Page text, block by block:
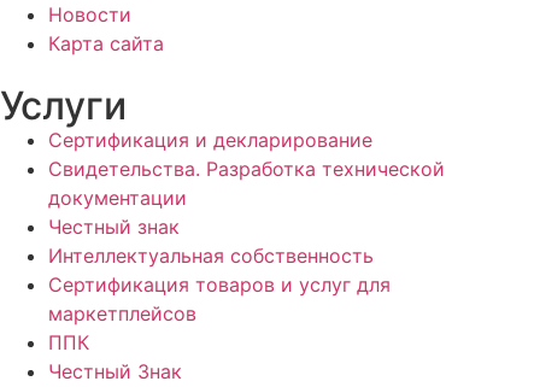
Новости
Карта сайта
Услуги
Сертификация и декларирование
Свидетельства. Разработка технической
документации
Честный знак
Интеллектуальная собственность
Сертификация товаров и услуг для
маркетплейсов
ППК
Честный Знак